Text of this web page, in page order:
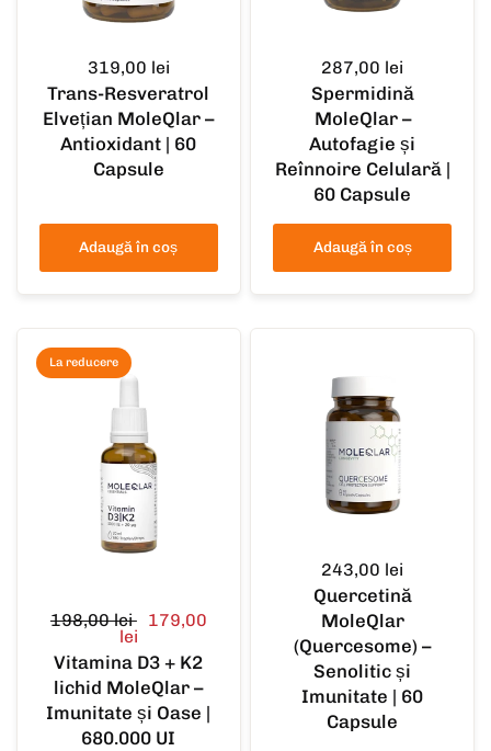
319,00 lei
Trans-Resveratrol
Elvețian MoleQlar –
Antioxidant | 60
Capsule
Adaugă în coș
287,00 lei
Spermidină
MoleQlar –
Autofagie și
Reînnoire Celulară |
60 Capsule
Adaugă în coș
La reducere
198,00 lei 179,00
lei
Vitamina D3 + K2
lichid MoleQlar –
Imunitate și Oase |
680.000 UI
243,00 lei
Quercetină
MoleQlar
(Quercesome) –
Senolitic și
Imunitate | 60
Capsule